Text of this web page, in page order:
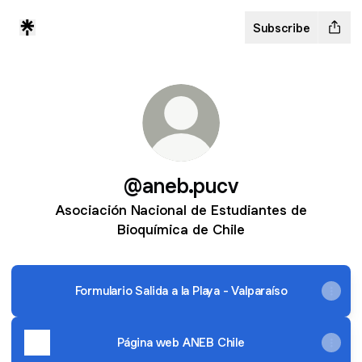
Subscribe
@aneb.pucv
Asociación Nacional de Estudiantes de
Bioquímica de Chile
Formulario Salida a la Playa - Valparaíso
Página web ANEB Chile